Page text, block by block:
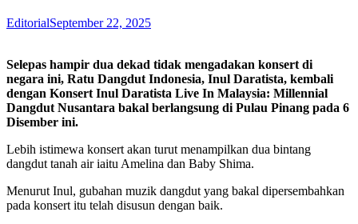
EditorialSeptember 22, 2025
Selepas hampir dua dekad tidak mengadakan konsert di
negara ini, Ratu Dangdut Indonesia, Inul Daratista, kembali
dengan Konsert Inul Daratista Live In Malaysia: Millennial
Dangdut Nusantara bakal berlangsung di Pulau Pinang pada 6
Disember ini.
Lebih istimewa konsert akan turut menampilkan dua bintang
dangdut tanah air iaitu Amelina dan Baby Shima.
Menurut Inul, gubahan muzik dangdut yang bakal dipersembahkan
pada konsert itu telah disusun dengan baik.